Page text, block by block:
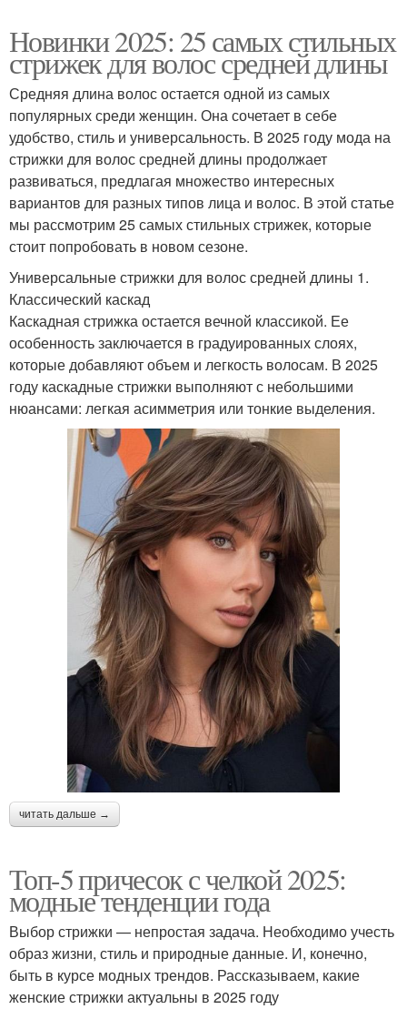
Новинки 2025: 25 самых стильных
стрижек для волос средней длины
Средняя длина волос остается одной из самых
популярных среди женщин. Она сочетает в себе
удобство, стиль и универсальность. В 2025 году мода на
стрижки для волос средней длины продолжает
развиваться, предлагая множество интересных
вариантов для разных типов лица и волос. В этой статье
мы рассмотрим 25 самых стильных стрижек, которые
стоит попробовать в новом сезоне.
Универсальные стрижки для волос средней длины 1.
Классический каскад
Каскадная стрижка остается вечной классикой. Ее
особенность заключается в градуированных слоях,
которые добавляют объем и легкость волосам. В 2025
году каскадные стрижки выполняют с небольшими
нюансами: легкая асимметрия или тонкие выделения.
читать дальше →
Топ-5 причесок с челкой 2025:
модные тенденции года
Выбор стрижки — непростая задача. Необходимо учесть
образ жизни, стиль и природные данные. И, конечно,
быть в курсе модных трендов. Рассказываем, какие
женские стрижки актуальны в 2025 году